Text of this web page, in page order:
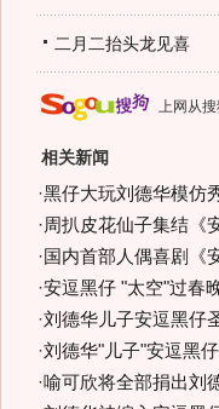
二月二抬头龙见喜
上网从
相关新闻
·黑仔大玩刘德华模仿
·周扒皮花仙子集结《
· 国内首部人偶喜剧《
·安逗黑仔 "太空"过春
·刘德华儿子安逗黑仔
·刘德华"儿子"安逗黑
·喻可欣将全部捐出刘